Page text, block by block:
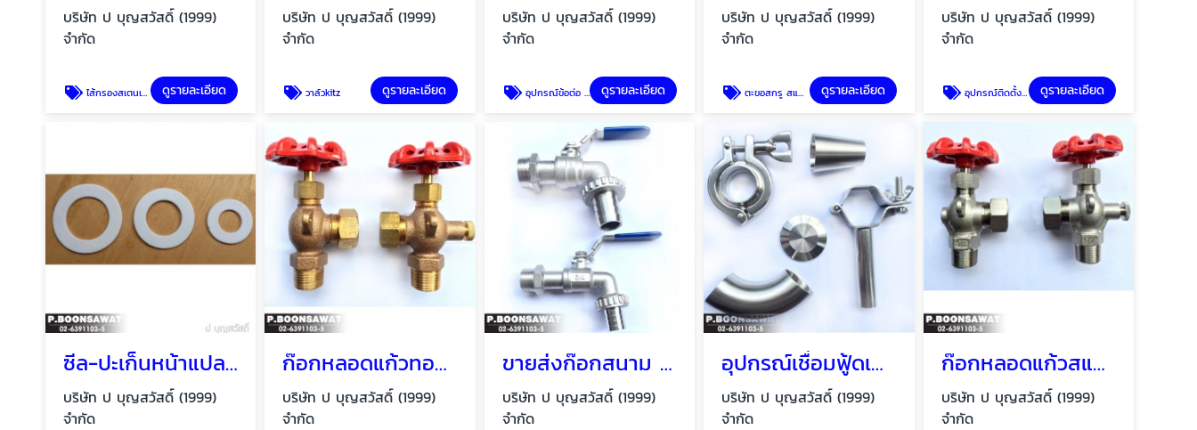
บริษัท ป บุญสวัสดิ์ (1999)
จำกัด
ไส้กรองสเตนเลส ดูรายละเอียด
บริษัท ป บุญสวัสดิ์ (1999)
จำกัด
วาล์วkitz ดูรายละเอียด
บริษัท ป บุญสวัสดิ์ (1999)
จำกัด
อุปกรณ์ข้อต่อ ฟิตติ้ง สเตนเลส ดูรายละเอียด
บริษัท ป บุญสวัสดิ์ (1999)
จำกัด
ตะขอสกรู สแตนเลส ดูรายละเอียด
บริษัท ป บุญสวัสดิ์ (1999)
จำกัด
อุปกรณ์ติดตั้งบานพับประตู ดูรายละเอียด
ซีล-ปะเก็นหน้าแปลน Flange gasket
บริษัท ป บุญสวัสดิ์ (1999)
จำกัด
ก๊อกหลอดแก้วทองเหลือง Water level gauge
บริษัท ป บุญสวัสดิ์ (1999)
จำกัด
ขายส่งก๊อกสนาม Hose tap ball valve
บริษัท ป บุญสวัสดิ์ (1999)
จำกัด
อุปกรณ์เชื่อมฟู้ดเกรด Sanitary fitting, Food grade pipe fittings
บริษัท ป บุญสวัสดิ์ (1999)
จำกัด
ก๊อกหลอดแก้วสแตนเลส Water level gauge
บริษัท ป บุญสวัสดิ์ (1999)
จำกัด